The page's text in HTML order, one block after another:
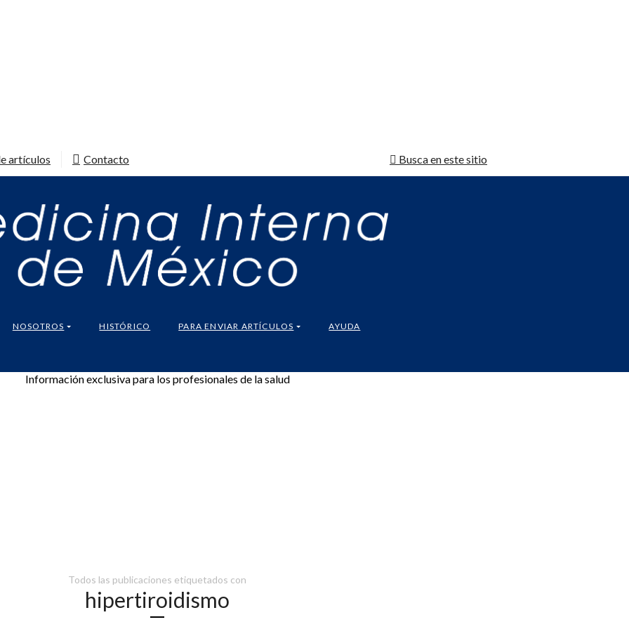
artículos Contacto Busca en este sitio
NOSOTROS HISTÓRICO PARA ENVIAR ARTÍCULOS AYUDA
Información exclusiva para los profesionales de la salud
Todos las publicaciones etiquetados con
hipertiroidismo